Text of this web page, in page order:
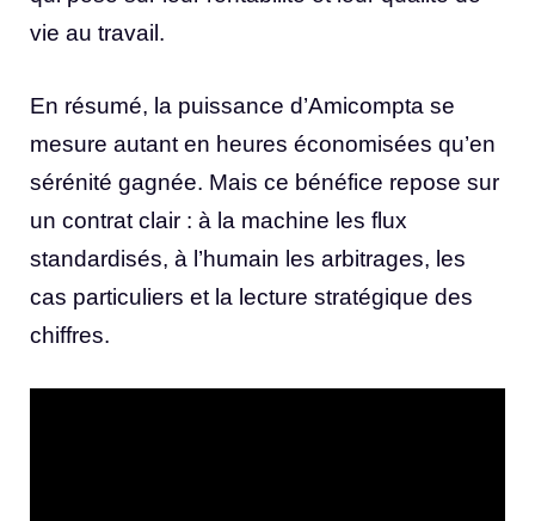
vie au travail.
En résumé, la puissance d’Amicompta se
mesure autant en heures économisées qu’en
sérénité gagnée. Mais ce bénéfice repose sur
un contrat clair : à la machine les flux
standardisés, à l’humain les arbitrages, les
cas particuliers et la lecture stratégique des
chiffres.